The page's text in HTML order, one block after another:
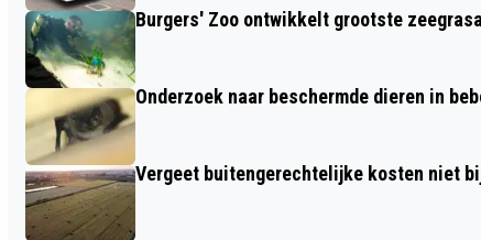
Burgers' Zoo ontwikkelt grootste
Onderzoek naar beschermde dieren in
Vergeet buitengerechtelijke kosten niet